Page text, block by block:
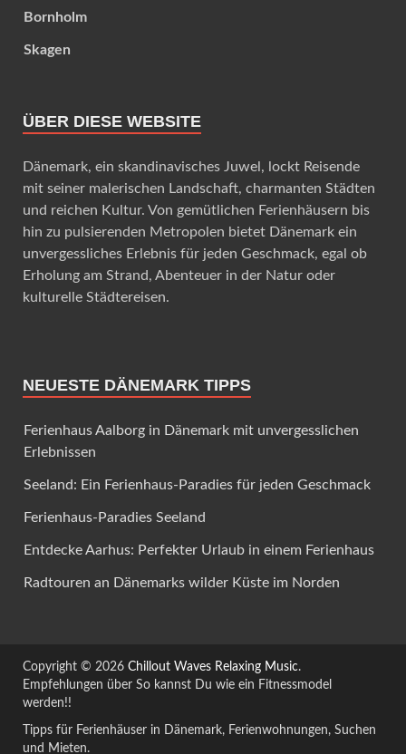
Bornholm
Skagen
ÜBER DIESE WEBSITE
Dänemark, ein skandinavisches Juwel, lockt Reisende
mit seiner malerischen Landschaft, charmanten Städten
und reichen Kultur. Von gemütlichen Ferienhäusern bis
hin zu pulsierenden Metropolen bietet Dänemark ein
unvergessliches Erlebnis für jeden Geschmack, egal ob
Erholung am Strand, Abenteuer in der Natur oder
kulturelle Städtereisen.
NEUESTE DÄNEMARK TIPPS
Ferienhaus Aalborg in Dänemark mit unvergesslichen
Erlebnissen
Seeland: Ein Ferienhaus-Paradies für jeden Geschmack
Ferienhaus-Paradies Seeland
Entdecke Aarhus: Perfekter Urlaub in einem Ferienhaus
Radtouren an Dänemarks wilder Küste im Norden
Copyright © 2026 Chillout Waves Relaxing Music.
Empfehlungen über So kannst Du wie ein Fitnessmodel
werden!!
Tipps für Ferienhäuser in Dänemark, Ferienwohnungen, Suchen
und Mieten.